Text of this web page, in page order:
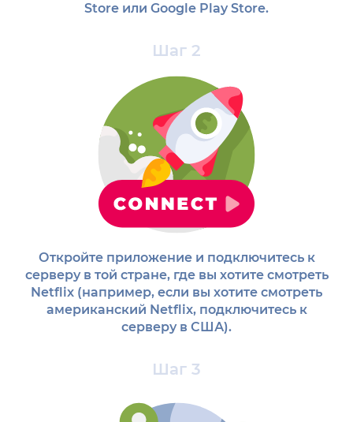
Store или Google Play Store.
Шаг 2
Откройте приложение и подключитесь к
серверу в той стране, где вы хотите смотреть
Netflix (например, если вы хотите смотреть
американский Netflix, подключитесь к
серверу в США).
Шаг 3